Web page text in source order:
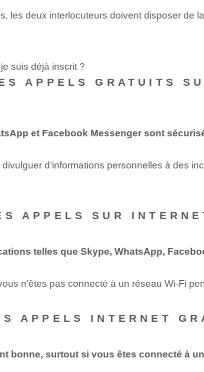
les deux interlocuteurs doivent disposer de
suis déjà inscrit ?
APPELS GRATUITS
et Facebook Messenger sont
d’informations personnelles à des
APPELS SUR
telles que Skype, WhatsApp,
n'êtes pas connecté à un réseau Wi-Fi
APPELS INTERNET
bonne, surtout si vous êtes connecté à